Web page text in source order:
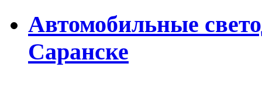
Автомобильные
Саранске